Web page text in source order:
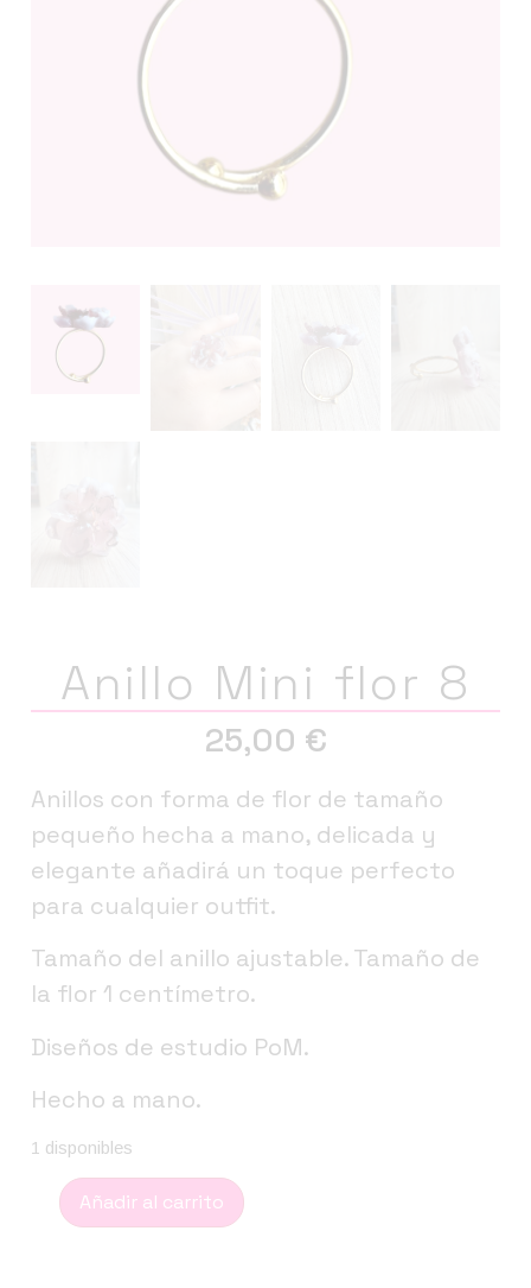
Anillo Mini flor 8
25,00 €
Anillos con forma de flor de tamaño
pequeño hecha a mano, delicada y
elegante añadirá un toque perfecto
para cualquier outfit.
Tamaño del anillo ajustable. Tamaño de
la flor 1 centímetro.
Diseños de estudio PoM.
Hecho a mano.
1 disponibles
Añadir al carrito